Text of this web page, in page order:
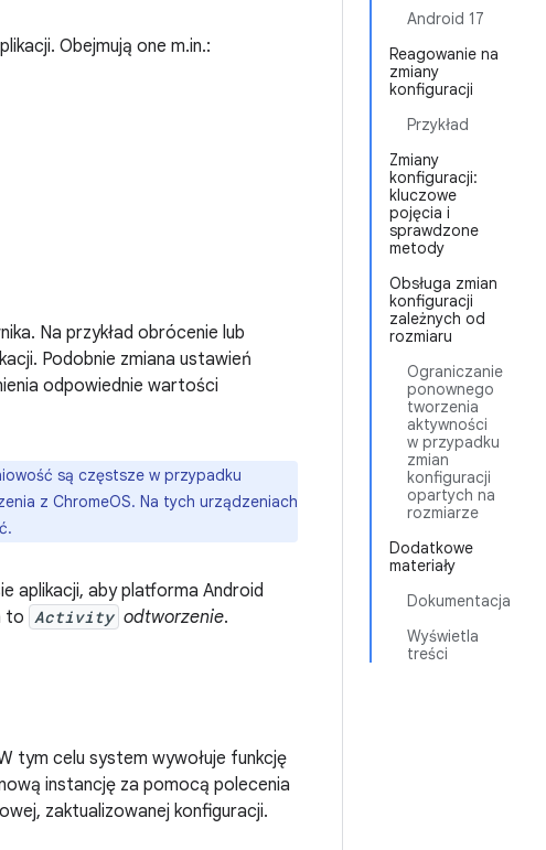
Android 17
Reagowanie na
zmiany
konfiguracji
Przykład
Zmiany
konfiguracji:
kluczowe
pojęcia i
sprawdzone
metody
Obsługa zmian
konfiguracji
zależnych od
rozmiaru
Ograniczanie
ponownego
tworzenia
aktywności
w przypadku
zmian
konfiguracji
opartych na
rozmiarze
Dodatkowe
materiały
Dokumentacja
Wyświetla
treści
Obejmują one m.in.:
Na przykład obrócenie lub
Podobnie zmiana ustawień
odpowiednie wartości
są częstsze w przypadku
z ChromeOS. Na tych urządzeniach
aplikacji, aby platforma Android
to Activity odtworzenie.
tym celu system wywołuje funkcję
instancję za pomocą polecenia
zaktualizowanej konfiguracji.